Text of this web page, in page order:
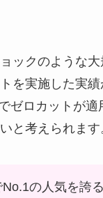
ックのような
を実施した実
ゼロカットが適
と考えられます
No.1の人気を誇